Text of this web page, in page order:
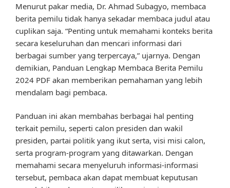
Menurut pakar media, Dr. Ahmad Subagyo, membaca
berita pemilu tidak hanya sekadar membaca judul atau
cuplikan saja. “Penting untuk memahami konteks berita
secara keseluruhan dan mencari informasi dari
berbagai sumber yang terpercaya,” ujarnya. Dengan
demikian, Panduan Lengkap Membaca Berita Pemilu
2024 PDF akan memberikan pemahaman yang lebih
mendalam bagi pembaca.
Panduan ini akan membahas berbagai hal penting
terkait pemilu, seperti calon presiden dan wakil
presiden, partai politik yang ikut serta, visi misi calon,
serta program-program yang ditawarkan. Dengan
memahami secara menyeluruh informasi-informasi
tersebut, pembaca akan dapat membuat keputusan